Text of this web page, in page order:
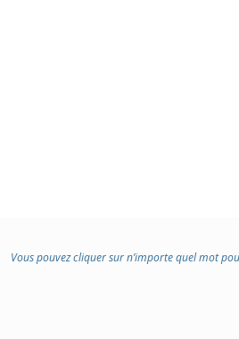
Vous pouvez cliquer sur n’importe quel mot